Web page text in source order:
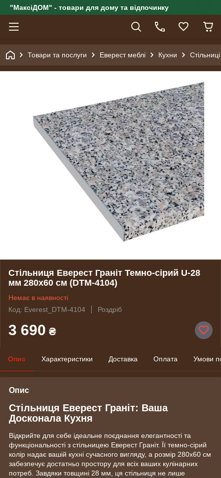
"МаксіДОМ" - товари для дому та відпочинку
Товари та послуги Еверест меблі Кухни Стільниці
Стільниця Еверест Граніт Темно-сірий U-28
мм 280х60 см (DTM-4104)
Немає в наявності
Код: Everest_DTM-4104
Роздріб
3 690 ₴
Опис Характеристики Доставка Оплата Умови
Опис
Стільниця Еверест Граніт: Ваша
Досконала Кухня
Відкрийте для себе ідеальне поєднання елегантності та
функціональності з стільницею Еверест Граніт. Її темно-сірий
колір надає вашій кухні сучасного вигляду, а розмір 280х60 см
забезпечує достатньо простору для всіх ваших кулінарних
потреб. Завдяки товщині 28 мм, ця стільниця не лише